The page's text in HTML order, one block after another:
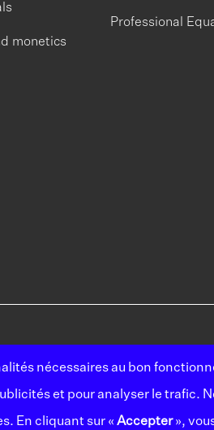
monetics
Professional
nécessaires au bon
et pour analyser le trafic.
En cliquant sur « Accepter»,